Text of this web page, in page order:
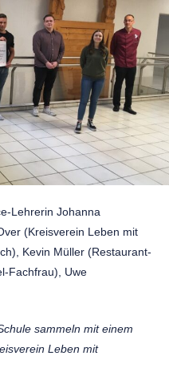
Lehrerin Johanna
(Kreisverein Leben mit
Kevin Müller (Restaurant-
Fachfrau), Uwe
sammeln mit einem
Leben mit